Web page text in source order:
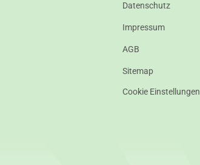
Datenschutz
Impressum
AGB
Sitemap
Cookie Einstellungen